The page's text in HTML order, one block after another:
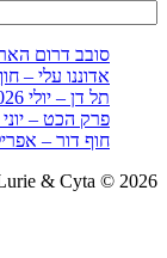
סובב דרום הארץ –
אדוננו עלי – חוף
תל דן – יולי 2026.
פרק הכט – יוני 2026.
חוף דור – אפריל
& Cyta © 2026